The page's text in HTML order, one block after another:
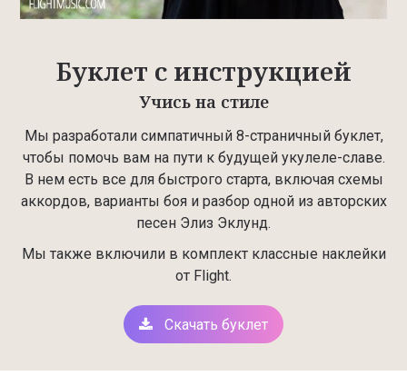
Буклет с инструкцией
Учись на стиле
Мы разработали симпатичный 8-страничный буклет,
чтобы помочь вам на пути к будущей укулеле-славе.
В нем есть все для быстрого старта, включая схемы
аккордов, варианты боя и разбор одной из авторских
песен Элиз Эклунд.
Мы также включили в комплект классные наклейки
от Flight.
Скачать буклет